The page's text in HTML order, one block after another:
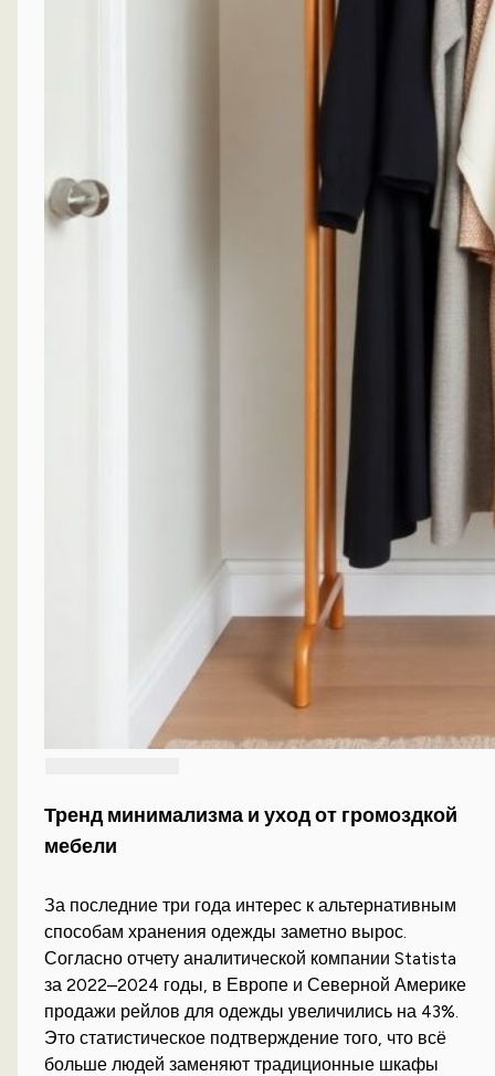
Тренд минимализма и уход от громоздкой
мебели
За последние три года интерес к альтернативным
способам хранения одежды заметно вырос.
Согласно отчету аналитической компании Statista
за 2022–2024 годы, в Европе и Северной Америке
продажи рейлов для одежды увеличились на 43%.
Это статистическое подтверждение того, что всё
больше людей заменяют традиционные шкафы